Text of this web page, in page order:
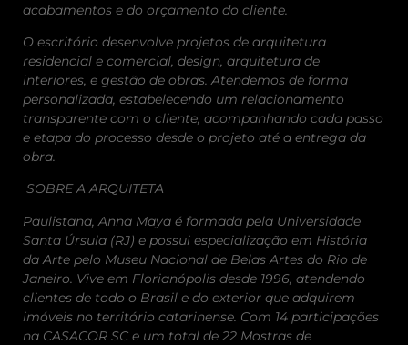
acabamentos e do orçamento do cliente.
O escritório desenvolve projetos de arquitetura
residencial e comercial, design, arquitetura de
interiores, e gestão de obras. Atendemos de forma
personalizada, estabelecendo um relacionamento
transparente com o cliente, acompanhando cada passo
e etapa do processo desde o projeto até a entrega da
obra.
SOBRE A ARQUITETA
Paulistana, Anna Maya é formada pela Universidade
Santa Úrsula (RJ) e possui especialização em História
da Arte pelo Museu Nacional de Belas Artes do Rio de
Janeiro. Vive em Florianópolis desde 1996, atendendo
clientes de todo o Brasil e do exterior que adquirem
imóveis no território catarinense. Com 14 participações
na CASACOR SC e um total de 22 Mostras de